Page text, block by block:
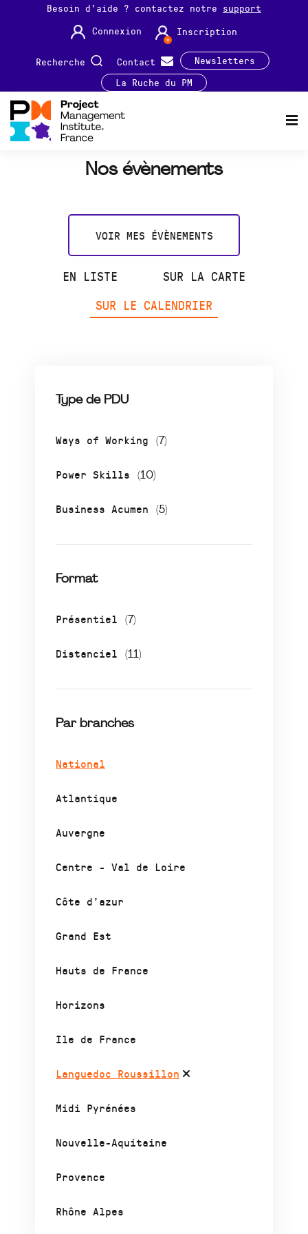
Besoin d'aide ? contactez notre support
Connexion
Inscription
Recherche Contact
Newsletters
La Ruche du PM
Nos évènements
VOIR MES ÉVÈNEMENTS
EN LISTE
SUR LA CARTE
SUR LE CALENDRIER
Type de PDU
Ways of Working (7)
Power Skills (10)
Business Acumen (5)
Format
Présentiel (7)
Distanciel (11)
Par branches
National
Atlantique
Auvergne
Centre - Val de Loire
Côte d’azur
Grand Est
Hauts de France
Horizons
Ile de France
Languedoc Roussillon
Midi Pyrénées
Nouvelle-Aquitaine
Provence
Rhône Alpes